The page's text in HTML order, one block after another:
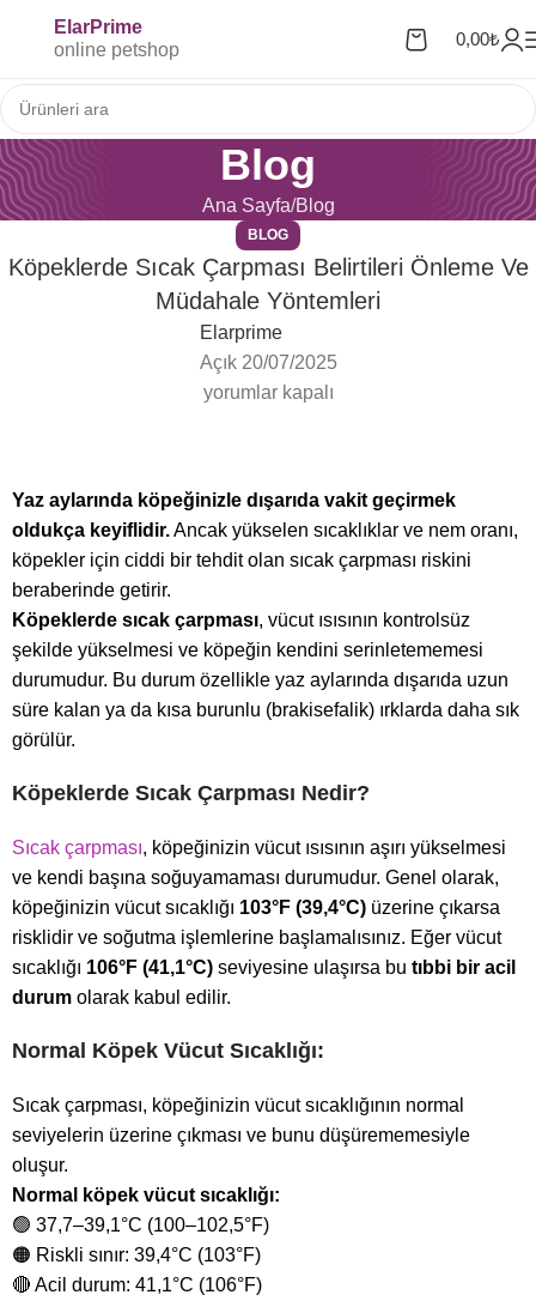
ElarPrime
online petshop
0,00₺
Blog
Ana Sayfa Blog
BLOG
Köpeklerde Sıcak Çarpması Belirtileri Önleme Ve
Müdahale Yöntemleri
Elarprime
Açık 20/07/2025
yorumlar kapalı
Yaz aylarında köpeğinizle dışarıda vakit geçirmek
oldukça keyiflidir.Ancak yükselen sıcaklıklar ve nem oranı,
köpekler için ciddi bir tehdit olan sıcak çarpması riskini
beraberinde getirir.
Köpeklerde sıcak çarpması, vücut ısısının kontrolsüz
şekilde yükselmesi ve köpeğin kendini serinletememesi
durumudur. Bu durum özellikle yaz aylarında dışarıda uzun
süre kalan ya da kısa burunlu (brakisefalik) ırklarda daha sık
görülür.
Köpeklerde Sıcak Çarpması Nedir?
Sıcak çarpması, köpeğinizin vücut ısısının aşırı yükselmesi
ve kendi başına soğuyamaması durumudur. Genel olarak,
köpeğinizin vücut sıcaklığı 103°F (39,4°C) üzerine çıkarsa
risklidir ve soğutma işlemlerine başlamalısınız. Eğer vücut
sıcaklığı 106°F (41,1°C) seviyesine ulaşırsa bu tıbbi bir acil
durum olarak kabul edilir.
Normal Köpek Vücut Sıcaklığı:
Sıcak çarpması, köpeğinizin vücut sıcaklığının normal
seviyelerin üzerine çıkması ve bunu düşürememesiyle
oluşur.
Normal köpek vücut sıcaklığı:
🟢 37,7–39,1°C (100–102,5°F)
🟠 Riskli sınır: 39,4°C (103°F)
🔴 Acil durum: 41,1°C (106°F)